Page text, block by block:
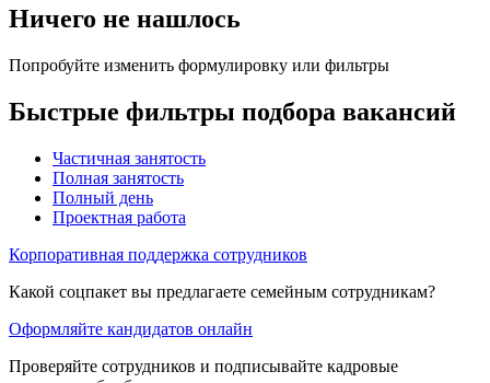
Ничего не нашлось
Попробуйте изменить формулировку или фильтры
Быстрые фильтры подбора вакансий
Частичная занятость
Полная занятость
Полный день
Проектная работа
Корпоративная поддержка сотрудников
Какой соцпакет вы предлагаете семейным сотрудникам?
Оформляйте кандидатов онлайн
Проверяйте сотрудников и подписывайте кадровые